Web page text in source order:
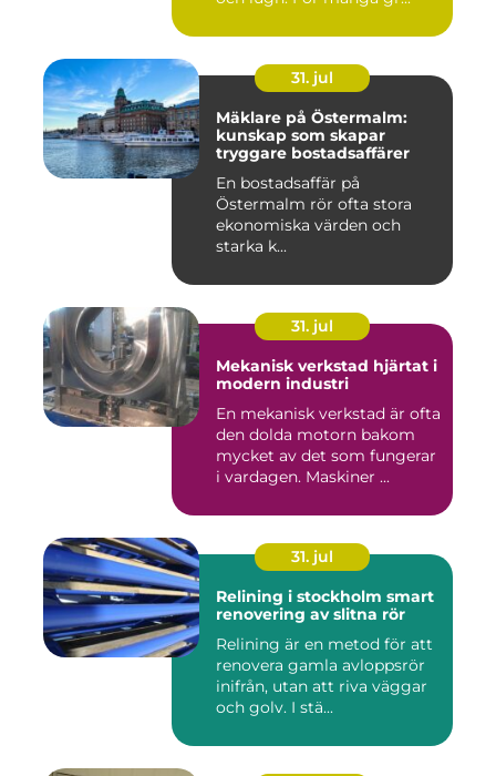
31. jul
Mäklare på Östermalm:
kunskap som skapar
tryggare bostadsaffärer
En bostadsaffär på
Östermalm rör ofta stora
ekonomiska värden och
starka k...
31. jul
Mekanisk verkstad hjärtat i
modern industri
En mekanisk verkstad är ofta
den dolda motorn bakom
mycket av det som fungerar
i vardagen. Maskiner ...
31. jul
Relining i stockholm smart
renovering av slitna rör
Relining är en metod för att
renovera gamla avloppsrör
inifrån, utan att riva väggar
och golv. I stä...